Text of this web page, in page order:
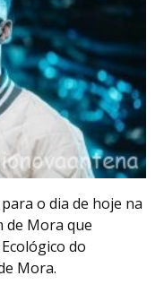
o dia de hoje na
de Mora que
do
Mora.